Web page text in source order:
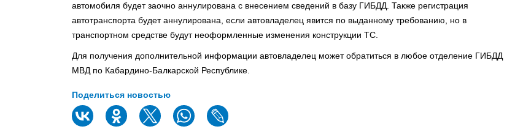
автомобиля будет заочно аннулирована с внесением сведений в базу ГИБДД. Также регистрация
автотранспорта будет аннулирована, если автовладелец явится по выданному требованию, но в
транспортном средстве будут неоформленные изменения конструкции ТС.
Для получения дополнительной информации автовладелец может обратиться в любое отделение ГИБДД
МВД по Кабардино-Балкарской Республике.
Поделиться новостью